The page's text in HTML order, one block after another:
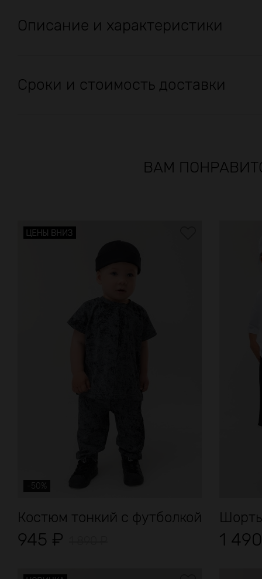
Описание и характеристики
Сроки и стоимость доставки
ВАМ
-50%
Костюм тонкий с футболкой
945 ₽ 1